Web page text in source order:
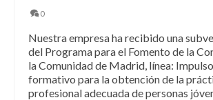
0
Nuestra empresa ha recibido una
del Programa para el Fomento de la
la Comunidad de Madrid, línea:
formativo para la obtención de la
profesional adecuada de personas